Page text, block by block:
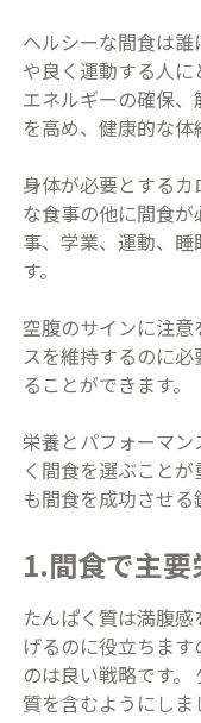
ヘルシーな間食は
や良く運動する人
エネルギーの確保
を高め、健康的な体
身体が必要とする
な食事の他に間食
事、学業、運動、
す。
空腹のサインに注
スを維持するのに
ることができます。
栄養とパフォーマ
く間食を選ぶこと
も間食を成功させる
1.間食で主
たんぱく質は満腹
げるのに役立ちま
のは良い戦略です
質を含むようにしま